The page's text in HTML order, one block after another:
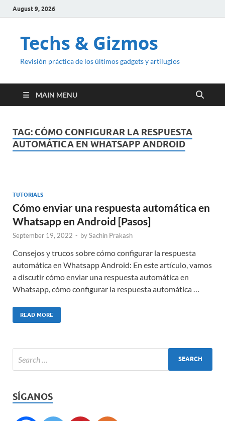
August 9, 2026
Techs & Gizmos
Revisión práctica de los últimos gadgets y artilugios
MAIN MENU
TAG: CÓMO CONFIGURAR LA RESPUESTA
AUTOMÁTICA EN WHATSAPP ANDROID
TUTORIALS
Cómo enviar una respuesta automática en
Whatsapp en Android [Pasos]
September 19, 2022 - bySachin Prakash
Consejos y trucos sobre cómo configurar la respuesta
automática en Whatsapp Android: En este artículo, vamos
a discutir cómo enviar una respuesta automática en
Whatsapp, cómo configurar la respuesta automática …
READ MORE
SÍGANOS